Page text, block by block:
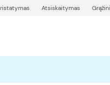
Atsiskaitymas